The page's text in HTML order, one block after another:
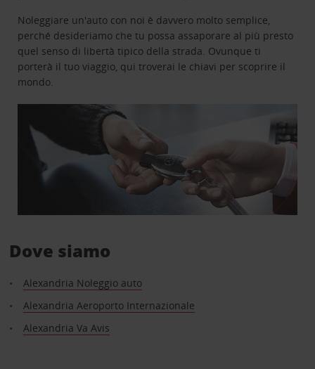
Noleggiare un'auto con noi è davvero molto semplice,
perché desideriamo che tu possa assaporare al più presto
quel senso di libertà tipico della strada. Ovunque ti
porterà il tuo viaggio, qui troverai le chiavi per scoprire il
mondo.
Dove siamo
Alexandria Noleggio auto
Alexandria Aeroporto Internazionale
Alexandria Va Avis